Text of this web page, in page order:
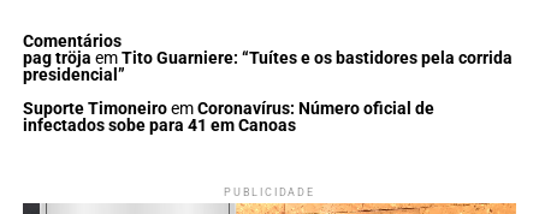
Comentários
pag tröja emTito Guarniere: “Tuítes e os bastidores pela corrida
presidencial”
Suporte TimoneiroemCoronavírus: Número oficial de
infectados sobe para 41 em Canoas
PUBLICIDADE